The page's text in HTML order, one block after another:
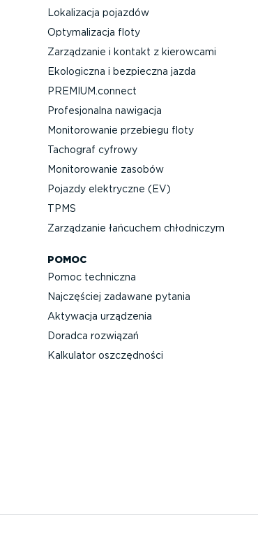
Lokalizacja pojazdów
Optyma­li­zacja floty
Zarządzanie i kontakt z kierowcami
Ekologiczna i bezpieczna jazda
PREMIUM.connect
Profe­sjo­nalna nawigacja
Monito­ro­wanie przebiegu floty
Tachograf cyfrowy
Monito­ro­wanie zasobów
Pojazdy elektryczne (EV)
TPMS
Zarządzanie łańcuchem chłodniczym
POMOC
Pomoc techniczna
Najczęściej zadawane pytania
Aktywacja urządzenia
Doradca rozwiązań
Kalkulator oszczęd­ności